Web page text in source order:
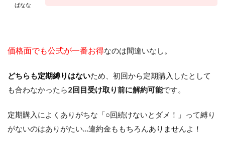
ばなな
価格面でも公式が一番お得なのは間違いなし。
どちらも定期縛りはないため、初回から定期購入したとして
も合わなかったら2回目受け取り前に解約可能です。
定期購入によくありがちな「○回続けないとダメ！」って縛り
がないのはありがたい…違約金ももちろんありませんよ！